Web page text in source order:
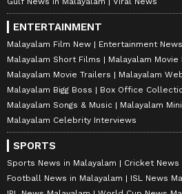
ENTERTAINMENT
Malayalam Film New
Entertainment
Malayalam Short Films
Malayalam Movie
Malayalam Movie Trailers
Malayalam
Malayalam Bigg Boss
Box Office
Malayalam Songs & Music
Malayalam
Malayalam Celebrity Interviews
SPORTS
Sports News in Malayalam
Cricket News
Football News in Malayalam
ISL News